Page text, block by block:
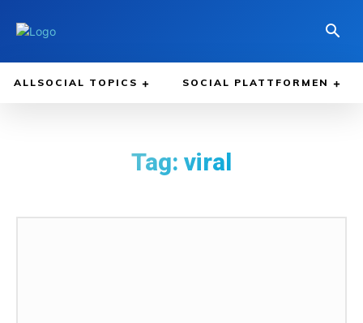
ALLSOCIAL TOPICS SOCIAL PLATTFORMEN
Tag: viral